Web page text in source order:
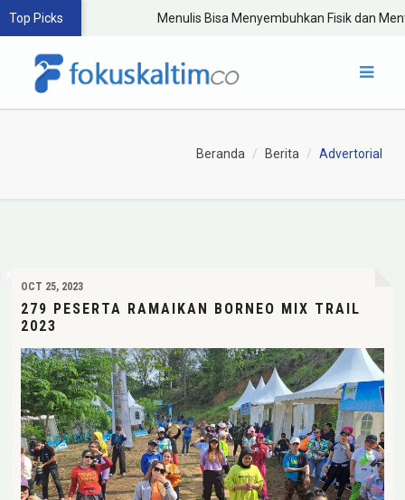
Top Picks Menulis Bisa Menyembuhkan Fisik dan Mental
Beranda Berita Advertorial
OCT 25, 2023
279 PESERTA RAMAIKAN BORNEO MIX TRAIL
2023